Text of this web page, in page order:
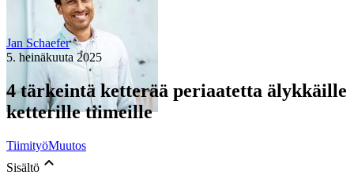
Jan Schaefer
5. heinäkuuta 2025
4 tärkeintä ketterää periaatetta älykkäille
ketterille tiimeille
TiimityöMuutos
Sisältö